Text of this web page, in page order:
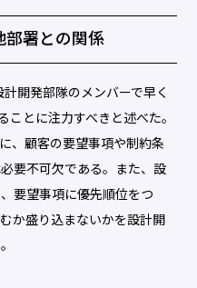
部署との関係
開発部隊のメンバーで早く
ことに注力すべきと述べた。
、顧客の要望事項や制約条
要不可欠である。また、設
要望事項に優先順位をつ
か盛り込まないかを設計開
。